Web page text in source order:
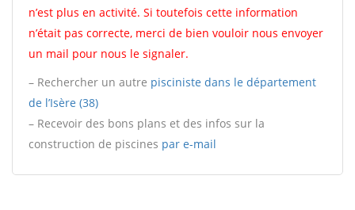
n’est plus en activité. Si toutefois cette information
n’était pas correcte, merci de bien vouloir nous envoyer
un mail pour nous le signaler.
– Rechercher un autre pisciniste dans le département
de l’Isère (38)
– Recevoir des bons plans et des infos sur la
construction de piscines par e-mail